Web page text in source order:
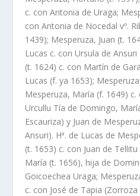
c. con Antonia de Uraga;
con Antonia de Nocedal vº.
1439); Mesperuza, Juan (t.
Lucas c. con Ursula de
(t. 1624) c. con Martí­n de
Lucas (f. ya 1653);
Mesperuza, Marí­a (f. 1649)
Urcullu Tí­a de Domingo,
Escauriza) y Juan de
Ansuri). Hª. de Lucas de
(t. 1653) c. con Juan de
Marí­a (t. 1656), hija de
Goicoechea Uraga;
c. con José de Tapia